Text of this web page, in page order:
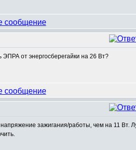
ЭПРА от энергосберегайки на 26 Вт?
зажигания/работы, чем на 11 Вт.